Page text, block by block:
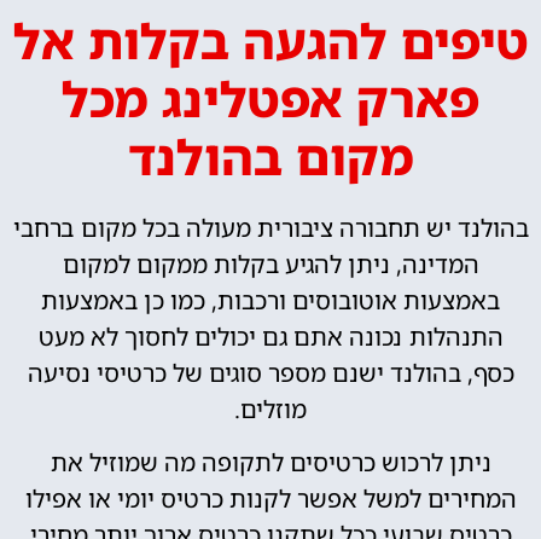
טיפים להגעה בקלות אל
פארק אפטלינג מכל
מקום בהולנד
בהולנד יש תחבורה ציבורית מעולה בכל מקום ברחבי
המדינה, ניתן להגיע בקלות ממקום למקום
באמצעות אוטובוסים ורכבות, כמו כן באמצעות
התנהלות נכונה אתם גם יכולים לחסוך לא מעט
כסף, בהולנד ישנם מספר סוגים של כרטיסי נסיעה
מוזלים.
ניתן לרכוש כרטיסים לתקופה מה שמוזיל את
המחירים למשל אפשר לקנות כרטיס יומי או אפילו